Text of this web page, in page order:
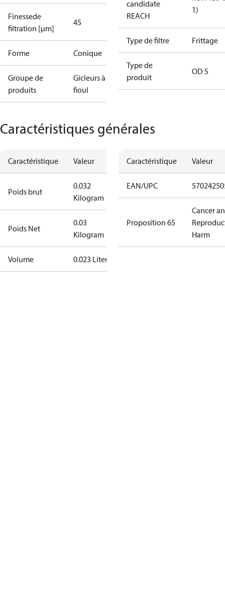
Finessede
filtration [µm]
45
Forme Conique
Groupe de
produits
Gicleurs à
fioul
candidate
REACH
1)
Type de filtre Frittage
Type de
produit
OD S
Caractéristiques générales
Caractéristique Valeur
Poids brut
0.032
Kilogram
Poids Net
0.03
Kilogram
Volume 0.023 Liter
Caractéristique Valeur
EAN/UPC
Proposition 65
Cancer
Harm